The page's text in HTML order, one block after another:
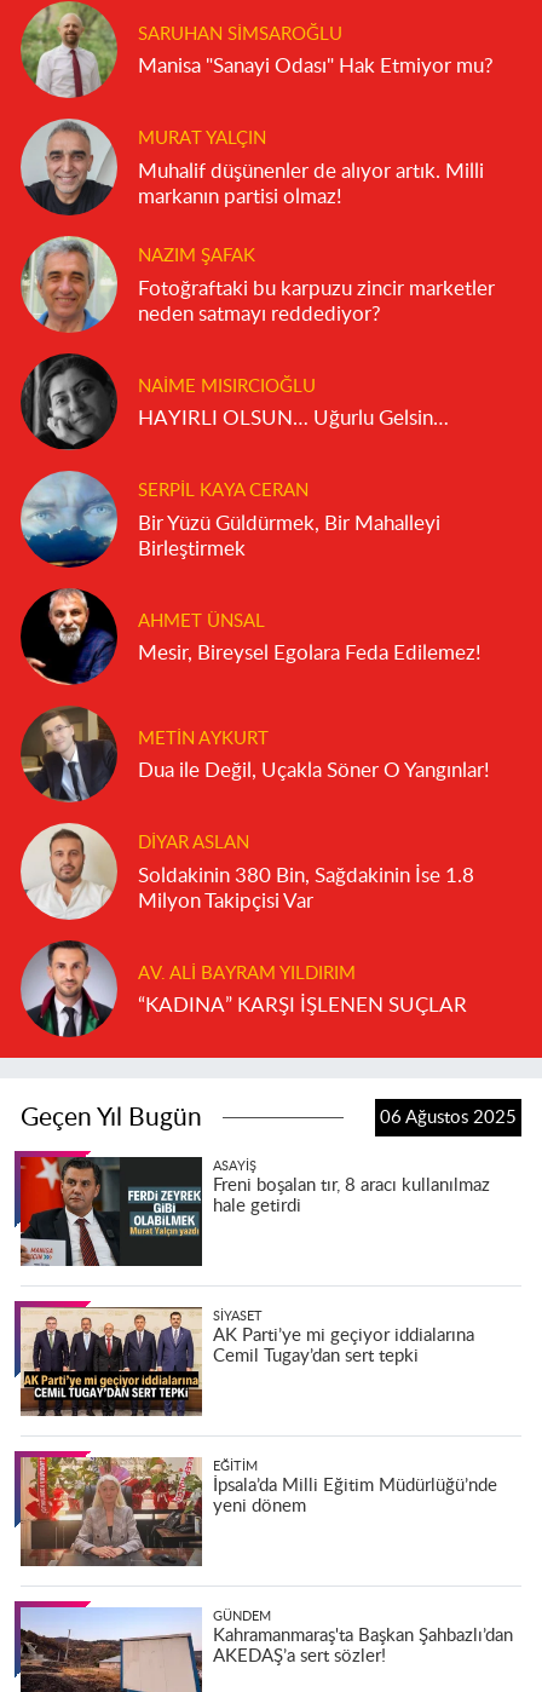
SARUHAN SIMSAROĞLU
Manisa "Sanayi Odası" Hak Etmiyor mu?
MURAT YALÇIN
Muhalif düşünenler de alıyor artık. Milli
markanın partisi olmaz!
NAZIM ŞAFAK
Fotoğraftaki bu karpuzu zincir marketler
neden satmayı reddediyor?
NAIME MISIRCIOĞLU
HAYIRLI OLSUN… Uğurlu Gelsin…
SERPIL KAYA CERAN
Bir Yüzü Güldürmek, Bir Mahalleyi
Birleştirmek
AHMET ÜNSAL
Mesir, Bireysel Egolara Feda Edilemez!
METIN AYKURT
Dua ile Değil, Uçakla Söner O Yangınlar!
DIYAR ASLAN
Soldakinin 380 Bin, Sağdakinin İse 1.8
Milyon Takipçisi Var
AV. ALI BAYRAM YILDIRIM
“KADINA” KARŞI İŞLENEN SUÇLAR
Geçen Yıl Bugün 06 Ağustos 2025
ASAYIŞ
Freni boşalan tır, 8 aracı kullanılmaz
hale getirdi
SIYASET
AK Parti’ye mi geçiyor iddialarına
Cemil Tugay’dan sert tepki
EĞITIM
İpsala’da Milli Eğitim Müdürlüğü’nde
yeni dönem
GÜNDEM
Kahramanmaraş'ta Başkan Şahbazlı’dan
AKEDAŞ’a sert sözler!